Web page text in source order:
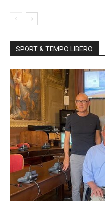
SPORT & TEMPO LIBERO